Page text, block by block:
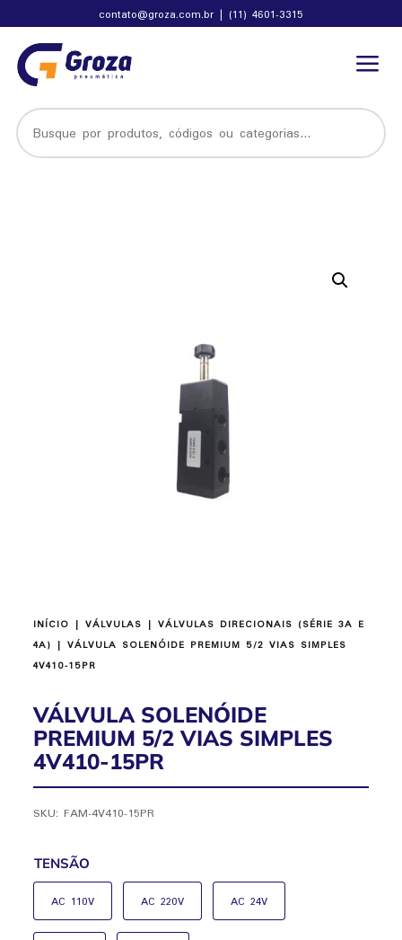
contato@groza.com.br | (11) 4601-3315
a
INÍCIO |VÁLVULAS |VÁLVULAS DIRECIONAIS (SÉRIE 3A E
4A) | VÁLVULA SOLENÓIDE PREMIUM 5/2 VIAS SIMPLES
4V410-15PR
VÁLVULA SOLENÓIDE
PREMIUM 5/2 VIAS SIMPLES
4V410-15PR
SKU:FAM-4V410-15PR
TENSÃO
AC 110V AC 220V AC 24V